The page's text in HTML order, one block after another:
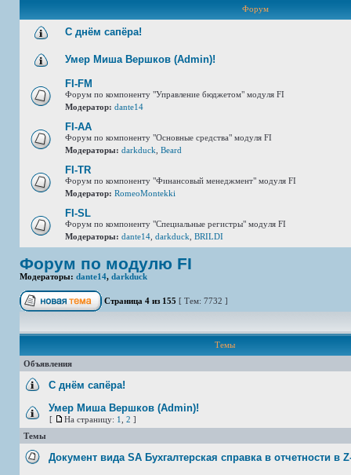
Форум
С днём сапёра!
Умер Миша Вершков (Admin)!
FI-FM
Форум по компоненту "Управление бюджетом" модуля FI
Модератор: dante14
FI-AA
Форум по компоненту "Основные средства" модуля FI
Модераторы: darkduck Beard
FI-TR
Форум по компоненту "Финансовый менеджмент" модуля FI
Модератор: RomeoMontekki
FI-SL
Форум по компоненту "Специальные регистры" модуля FI
Модераторы: dante14 darkduck BRILDI
Форум по модулю FI
Модераторы: dante14, darkduck
Страница 4 из 155 [ Тем: 7732 ]
Темы
Объявления
С днём сапёра!
Умер Миша Вершков (Admin)!
[ На страницу: 1 2 ]
Темы
Документ вида SA Бухгалтерская справка в отчетности в